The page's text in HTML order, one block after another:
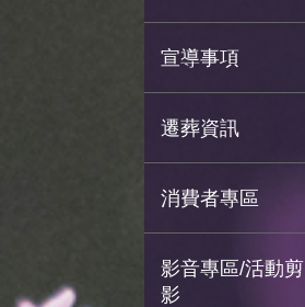
宣導事項
遷葬資訊
消費者專區
影音專區/活動剪
影